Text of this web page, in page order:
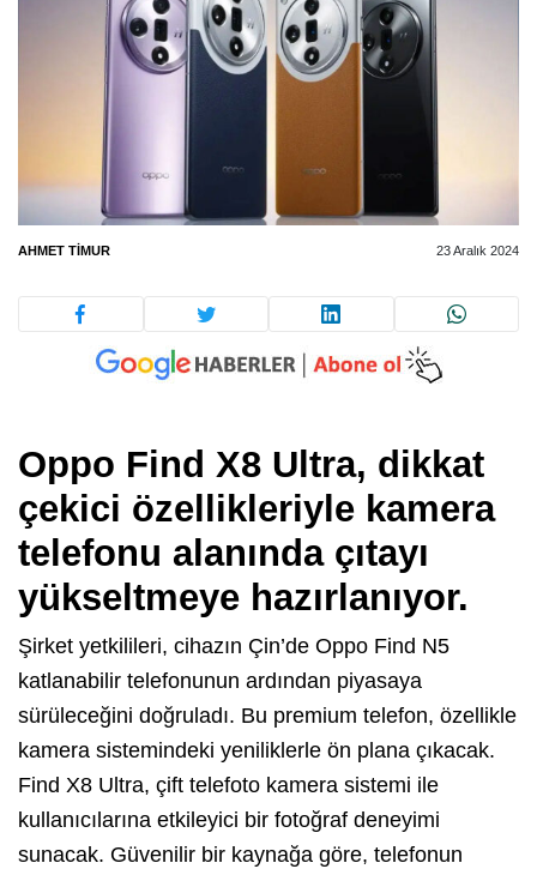
AHMET TIMUR 23 Aralık 2024
Oppo Find X8 Ultra, dikkat
çekici özellikleriyle kamera
telefonu alanında çıtayı
yükseltmeye hazırlanıyor.
Şirket yetkilileri, cihazın Çin’de Oppo Find N5
katlanabilir telefonunun ardından piyasaya
sürüleceğini doğruladı. Bu premium telefon, özellikle
kamera sistemindeki yeniliklerle ön plana çıkacak.
Find X8 Ultra, çift telefoto kamera sistemi ile
kullanıcılarına etkileyici bir fotoğraf deneyimi
sunacak. Güvenilir bir kaynağa göre, telefonun